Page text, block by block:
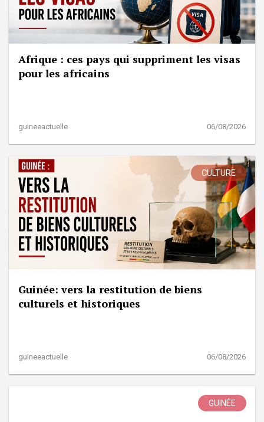
Afrique : ces pays qui suppriment les visas
pour les africains
guineeactuelle 06/08/2026
CULTURE
Guinée: vers la restitution de biens
culturels et historiques
guineeactuelle 06/08/2026
GUINÉE